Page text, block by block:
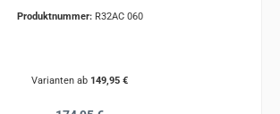
Produktnummer: R32AC 060
Varianten ab 149,95 €